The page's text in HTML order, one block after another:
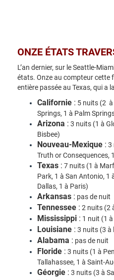
ONZE ÉTATS
L’an dernier, sur le Seattle-
états. Onze au compteur cette
entière passée au Texas, qui a
Californie : 5 nuits (2 à
Springs, 1 à Palm
Arizona : 3 nuits (1 à
Bisbee)
Nouveau-Mexique : 3
Truth or Consequences,
Texas : 7 nuits (1 à
Park, 1 à San Antonio, 1
Dallas, 1 à Paris)
Arkansas : pas de nuit
Tennessee : 2 nuits (2
Mississippi : 1 nuit (1
Louisiane : 3 nuits (3 à
Alabama : pas de nuit
Floride : 3 nuits (1 à
Tallahassee, 1 à Saint-
Géorgie : 3 nuits (3 à